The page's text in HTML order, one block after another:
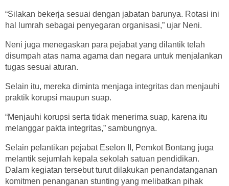
“Silakan bekerja sesuai dengan jabatan barunya. Rotasi ini
hal lumrah sebagai penyegaran organisasi,” ujar Neni.
Neni juga menegaskan para pejabat yang dilantik telah
disumpah atas nama agama dan negara untuk menjalankan
tugas sesuai aturan.
Selain itu, mereka diminta menjaga integritas dan menjauhi
praktik korupsi maupun suap.
“Menjauhi korupsi serta tidak menerima suap, karena itu
melanggar pakta integritas,” sambungnya.
Selain pelantikan pejabat Eselon II, Pemkot Bontang juga
melantik sejumlah kepala sekolah satuan pendidikan.
Dalam kegiatan tersebut turut dilakukan penandatanganan
komitmen penanganan stunting yang melibatkan pihak